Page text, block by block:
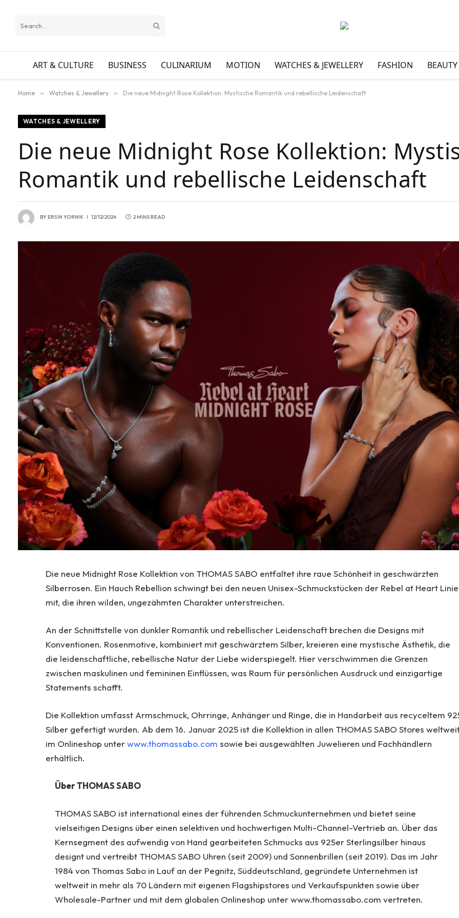
ART & CULTURE BUSINESS CULINARIUM MOTION WATCHES & JEWELLERY FASHION
Home » Watches & Jewellery » Die neue Midnight Rose Kollektion: Mystische Romantik und rebellische Leidenschaft
WATCHES & JEWELLERY
Die neue Midnight Rose Kollektion:
Romantik und rebellische Leidenschaft
BYERSIN YORNIK 12/12/2024 2 MINS READ
Die neue Midnight Rose Kollektion von THOMAS SABO entfaltet ihre raue Schönheit in geschwärzten
Silberrosen. Ein Hauch Rebellion schwingt bei den neuen Unisex-Schmuckstücken der Rebel at Heart Linie
mit, die ihren wilden, ungezähmten Charakter unterstreichen.
An der Schnittstelle von dunkler Romantik und rebellischer Leidenschaft brechen die Designs mit
Konventionen. Rosenmotive, kombiniert mit geschwärztem Silber, kreieren eine mystische Ästhetik, die
die leidenschaftliche, rebellische Natur der Liebe widerspiegelt. Hier verschwimmen die Grenzen
zwischen maskulinen und femininen Einflüssen, was Raum für persönlichen Ausdruck und einzigartige
Statements schafft.
Die Kollektion umfasst Armschmuck, Ohrringe, Anhänger und Ringe, die in Handarbeit aus recyceltem
Silber gefertigt wurden. Ab dem 16. Januar 2025 ist die Kollektion in allen THOMAS SABO Stores
im Onlineshop unterwww.thomassabo.com sowie bei ausgewählten Juwelieren und Fachhändlern
erhältlich.
Über THOMAS SABO
THOMAS SABO ist international eines der führenden Schmuckunternehmen und bietet seine
vielseitigen Designs über einen selektiven und hochwertigen Multi-Channel-Vertrieb an. Über das
Kernsegment des aufwendig von Hand gearbeiteten Schmucks aus 925er Sterlingsilber hinaus
designt und vertreibt THOMAS SABO Uhren (seit 2009) und Sonnenbrillen (seit 2019). Das im Jahr
1984 von Thomas Sabo in Lauf an der Pegnitz, Süddeutschland, gegründete Unternehmen ist
weltweit in mehr als 70 Ländern mit eigenen Flagshipstores und Verkaufspunkten sowie über
Wholesale-Partner und mit dem globalen Onlineshop unter www.thomassabo.com vertreten.